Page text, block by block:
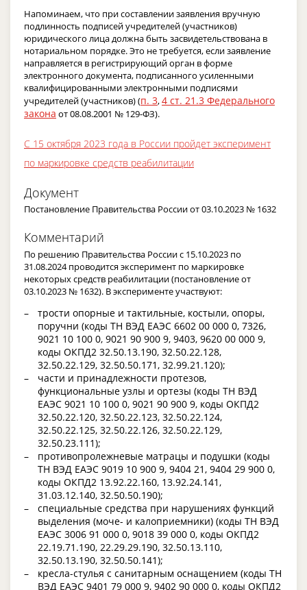
Напоминаем, что при составлении заявления вручную
подлинность подписей учредителей (участников)
юридического лица должна быть засвидетельствована в
нотариальном порядке. Это не требуется, если заявление
направляется в регистрирующий орган в форме
электронного документа, подписанного усиленными
квалифицированными электронными подписями
учредителей (участников) (п. 3,4 ст. 21.3 Федерального
закона от 08.08.2001 № 129-ФЗ).
С 15 октября 2023 года в России пройдет эксперимент
по маркировке средств реабилитации
Документ
Постановление Правительства России от 03.10.2023 № 1632
Комментарий
По решению Правительства России с 15.10.2023 по
31.08.2024 проводится эксперимент по маркировке
некоторых средств реабилитации (постановление от
03.10.2023 № 1632). В эксперименте участвуют:
трости опорные и тактильные, костыли, опоры,
поручни (коды ТН ВЭД ЕАЭС 6602 00 000 0, 7326,
9021 10 100 0, 9021 90 900 9, 9403, 9620 00 000 9,
коды ОКПД2 32.50.13.190, 32.50.22.128,
32.50.22.129, 32.50.50.171, 32.99.21.120);
части и принадлежности протезов,
функциональные узлы и ортезы (коды ТН ВЭД
ЕАЭС 9021 10 100 0, 9021 90 900 9, коды ОКПД2
32.50.22.120, 32.50.22.123, 32.50.22.124,
32.50.22.125, 32.50.22.126, 32.50.22.129,
32.50.23.111);
противопролежневые матрацы и подушки (коды
ТН ВЭД ЕАЭС 9019 10 900 9, 9404 21, 9404 29 900 0,
коды ОКПД2 13.92.22.160, 13.92.24.141,
31.03.12.140, 32.50.50.190);
специальные средства при нарушениях функций
выделения (моче- и калоприемники) (коды ТН ВЭД
ЕАЭС 3006 91 000 0, 9018 39 000 0, коды ОКПД2
22.19.71.190, 22.29.29.190, 32.50.13.110,
32.50.13.190, 32.50.50.141);
кресла-стулья с санитарным оснащением (коды ТН
ВЭД ЕАЭС 9401 79 000 9, 9402 90 000 0, коды ОКПД2